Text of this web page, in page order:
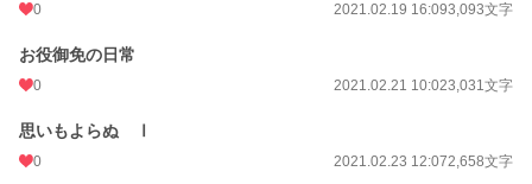
0 2021.02.19 16:093,093文字
お役御免の日常
0 2021.02.21 10:023,031文字
思いもよらぬ Ⅰ
0 2021.02.23 12:072,658文字